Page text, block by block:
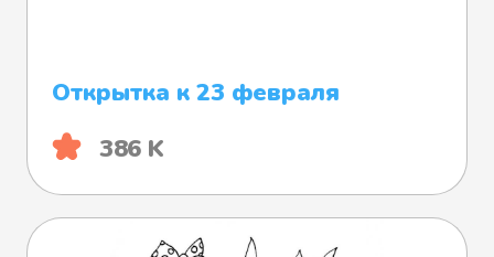
Открытка к 23 февраля
386 K